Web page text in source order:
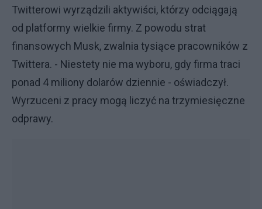
Twitterowi wyrządzili aktywiści, którzy odciągają
od platformy wielkie firmy. Z powodu strat
finansowych Musk, zwalnia tysiące pracowników z
Twittera. - Niestety nie ma wyboru, gdy firma traci
ponad 4 miliony dolarów dziennie - oświadczył.
Wyrzuceni z pracy mogą liczyć na trzymiesięczne
odprawy.